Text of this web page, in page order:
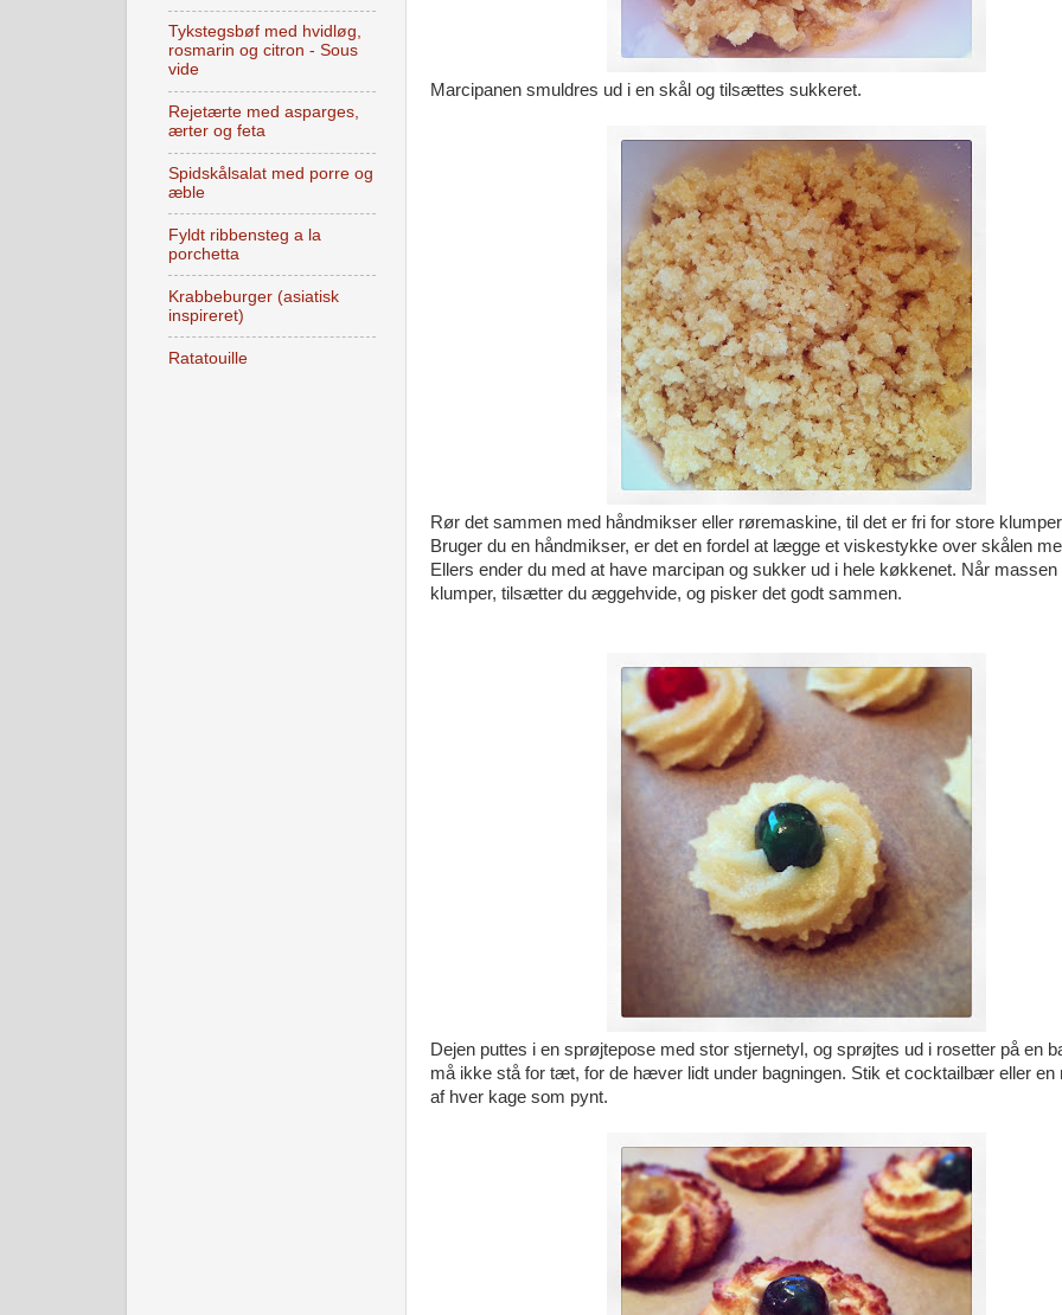
Marcipanen smuldres ud i en skål og tilsættes sukkeret.
Rør det sammen med håndmikser eller røremaskine, til det er fri for store
Bruger du en håndmikser, er det en fordel at lægge et viskestykke over skålen
Ellers ender du med at have marcipan og sukker ud i hele køkkenet. Når massen
klumper, tilsætter du æggehvide, og pisker det godt sammen.
Dejen puttes i en sprøjtepose med stor stjernetyl, og sprøjtes ud i rosetter på en
må ikke stå for tæt, for de hæver lidt under bagningen. Stik et cocktailbær eller en
af hver kage som pynt.
Tykstegsbøf med hvidløg,
rosmarin og citron - Sous
vide
Rejetærte med asparges,
ærter og feta
Spidskålsalat med porre og
æble
Fyldt ribbensteg a la
porchetta
Krabbeburger (asiatisk
inspireret)
Ratatouille